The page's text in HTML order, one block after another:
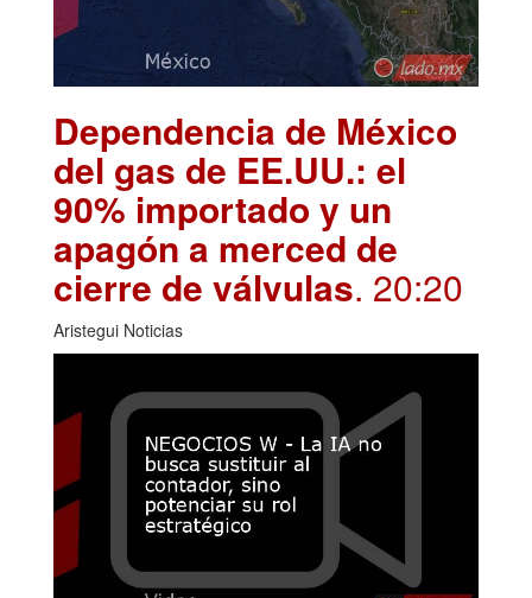
Dependencia de México
del gas de EE.UU.: el
90% importado y un
apagón a merced de
cierre de válvulas. 20:20
Aristegui Noticias